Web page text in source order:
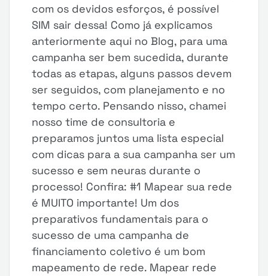
com os devidos esforços, é possível
SIM sair dessa! Como já explicamos
anteriormente aqui no Blog, para uma
campanha ser bem sucedida, durante
todas as etapas, alguns passos devem
ser seguidos, com planejamento e no
tempo certo. Pensando nisso, chamei
nosso time de consultoria e
preparamos juntos uma lista especial
com dicas para a sua campanha ser um
sucesso e sem neuras durante o
processo! Confira: #1 Mapear sua rede
é MUITO importante! Um dos
preparativos fundamentais para o
sucesso de uma campanha de
financiamento coletivo é um bom
mapeamento de rede. Mapear rede